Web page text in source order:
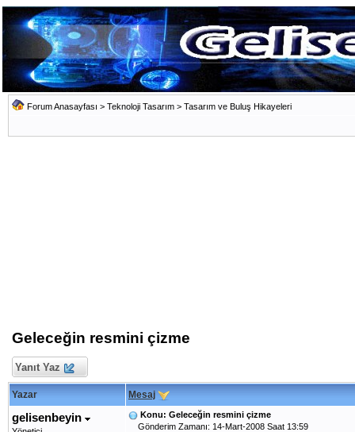
Forum Anasayfası > Teknoloji Tasarım > Tasarım ve Buluş Hikayeleri
Geleceğin resmini çizme
Yanıt Yaz
Yazar Mesaj
gelisenbeyin
Konu: Geleceğin resmini çizme
Gönderim Zamanı: 14-Mart-2008 Saat 13:59